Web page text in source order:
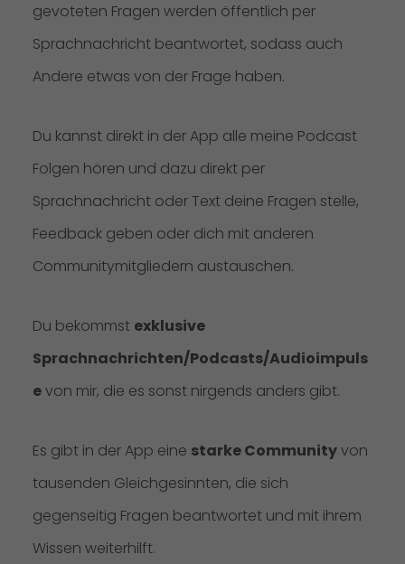
gevoteten Fragen werden öffentlich per
Sprachnachricht beantwortet, sodass auch
Andere etwas von der Frage haben.
Du kannst direkt in der App alle meine Podcast
Folgen hören und dazu direkt per
Sprachnachricht oder Text deine Fragen stelle,
Feedback geben oder dich mit anderen
Communitymitgliedern austauschen.
Du bekommst exklusive
Sprachnachrichten/Podcasts/Audioimpuls
evon mir, die es sonst nirgends anders gibt.
Es gibt in der App eine starke Communityvon
tausenden Gleichgesinnten, die sich
gegenseitig Fragen beantwortet und mit ihrem
Wissen weiterhilft.